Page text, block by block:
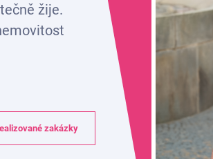
žije.
zakázky